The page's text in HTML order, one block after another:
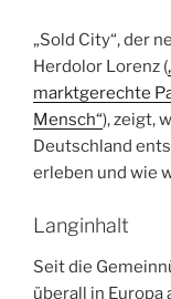
„Sold City“, der
Herdolor Lorenz (
marktgerechte
Mensch“), zeigt,
Deutschland
erleben und wie
Langinhalt
Seit die
überall in